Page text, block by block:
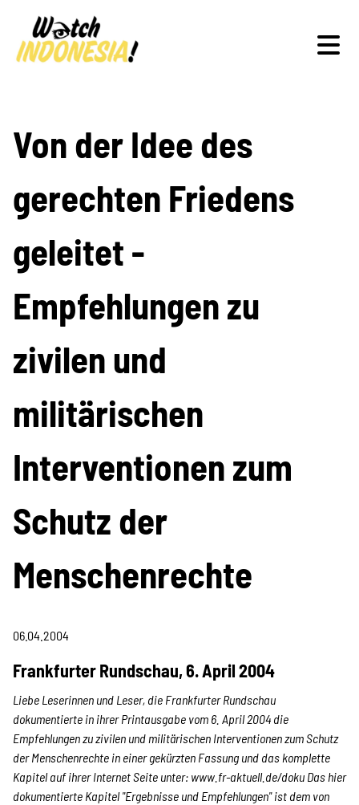
Schwerpunkte
Veranstaltungen
Publikationen
Projekte
Kampagne
Stellenangebote
Werde Mitglied
Newsletter abonnieren
SPENDEN
Über uns
Von der Idee des
gerechten Friedens
geleitet -
Empfehlungen zu
zivilen und
militärischen
Interventionen zum
Schutz der
Menschenrechte
06.04.2004
Frankfurter Rundschau, 6. April 2004
Liebe Leserinnen und Leser, die Frankfurter Rundschau
dokumentierte in ihrer Printausgabe vom 6. April 2004 die
Empfehlungen zu zivilen und militärischen Interventionen zum Schutz
der Menschenrechte in einer gekürzten Fassung und das komplette
Kapitel auf ihrer Internet Seite unter: www.fr-aktuell.de/doku Das hier
dokumentierte Kapitel "Ergebnisse und Empfehlungen" ist dem von